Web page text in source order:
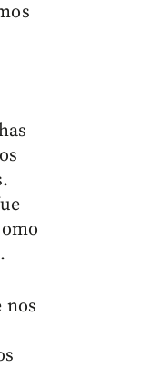
nos